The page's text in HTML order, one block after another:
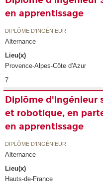
en apprentissage
DIPLÔME D'INGÉNIEUR
Alternance
Lieu(x)
Provence-Alpes-Côte d'Azur
7
Diplôme d'ingénieur
et robotique, en
en apprentissage
DIPLÔME D'INGÉNIEUR
Alternance
Lieu(x)
Hauts-de-France